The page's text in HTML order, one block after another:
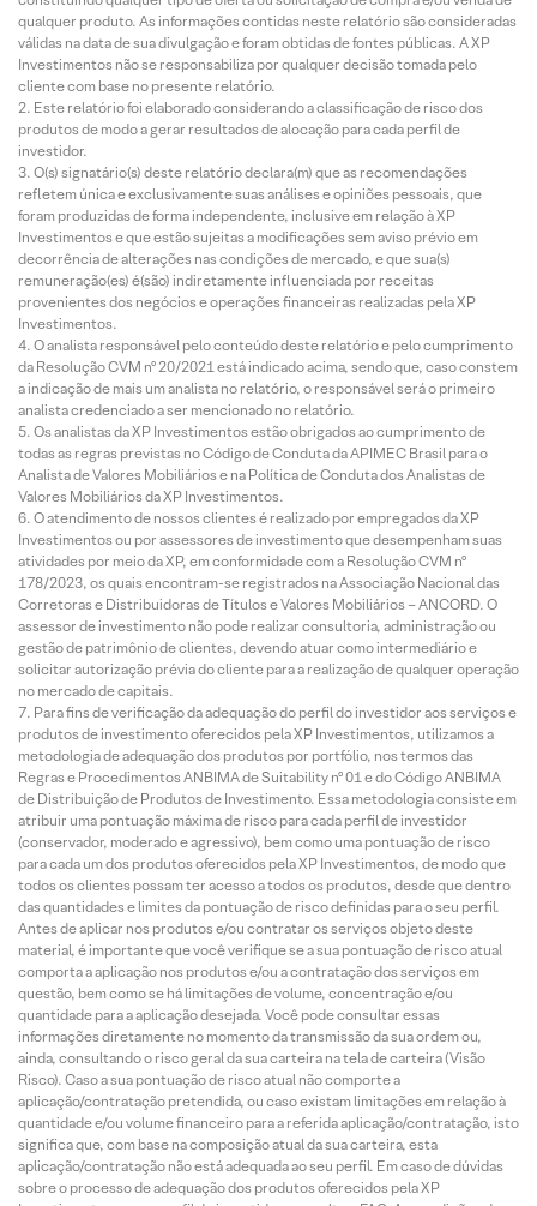
qualquer produto. As informações contidas neste relatório são consideradas
válidas na data de sua divulgação e foram obtidas de fontes públicas. A XP
Investimentos não se responsabiliza por qualquer decisão tomada pelo
cliente com base no presente relatório.
Este relatório foi elaborado considerando a classificação de risco dos
produtos de modo a gerar resultados de alocação para cada perfil de
investidor.
O(s) signatário(s) deste relatório declara(m) que as recomendações
refletem única e exclusivamente suas análises e opiniões pessoais, que
foram produzidas de forma independente, inclusive em relação à XP
Investimentos e que estão sujeitas a modificações sem aviso prévio em
decorrência de alterações nas condições de mercado, e que sua(s)
remuneração(es) é(são) indiretamente influenciada por receitas
provenientes dos negócios e operações financeiras realizadas pela XP
Investimentos.
O analista responsável pelo conteúdo deste relatório e pelo cumprimento
da Resolução CVM nº 20/2021 está indicado acima, sendo que, caso constem
a indicação de mais um analista no relatório, o responsável será o primeiro
analista credenciado a ser mencionado no relatório.
Os analistas da XP Investimentos estão obrigados ao cumprimento de
todas as regras previstas no Código de Conduta da APIMEC Brasil para o
Analista de Valores Mobiliários e na Política de Conduta dos Analistas de
Valores Mobiliários da XP Investimentos.
O atendimento de nossos clientes é realizado por empregados da XP
Investimentos ou por assessores de investimento que desempenham suas
atividades por meio da XP, em conformidade com a Resolução CVM nº
178/2023, os quais encontram-se registrados na Associação Nacional das
Corretoras e Distribuidoras de Títulos e Valores Mobiliários – ANCORD. O
assessor de investimento não pode realizar consultoria, administração ou
gestão de patrimônio de clientes, devendo atuar como intermediário e
solicitar autorização prévia do cliente para a realização de qualquer operação
no mercado de capitais.
Para fins de verificação da adequação do perfil do investidor aos serviços e
produtos de investimento oferecidos pela XP Investimentos, utilizamos a
metodologia de adequação dos produtos por portfólio, nos termos das
Regras e Procedimentos ANBIMA de Suitability nº 01 e do Código ANBIMA
de Distribuição de Produtos de Investimento. Essa metodologia consiste em
atribuir uma pontuação máxima de risco para cada perfil de investidor
(conservador, moderado e agressivo), bem como uma pontuação de risco
para cada um dos produtos oferecidos pela XP Investimentos, de modo que
todos os clientes possam ter acesso a todos os produtos, desde que dentro
das quantidades e limites da pontuação de risco definidas para o seu perfil.
Antes de aplicar nos produtos e/ou contratar os serviços objeto deste
material, é importante que você verifique se a sua pontuação de risco atual
comporta a aplicação nos produtos e/ou a contratação dos serviços em
questão, bem como se há limitações de volume, concentração e/ou
quantidade para a aplicação desejada. Você pode consultar essas
informações diretamente no momento da transmissão da sua ordem ou,
ainda, consultando o risco geral da sua carteira na tela de carteira (Visão
Risco). Caso a sua pontuação de risco atual não comporte a
aplicação/contratação pretendida, ou caso existam limitações em relação à
quantidade e/ou volume financeiro para a referida aplicação/contratação, isto
significa que, com base na composição atual da sua carteira, esta
aplicação/contratação não está adequada ao seu perfil. Em caso de dúvidas
sobre o processo de adequação dos produtos oferecidos pela XP